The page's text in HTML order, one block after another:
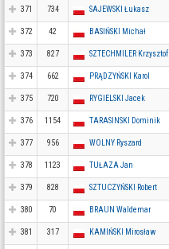
371 734 SAJEWSKI Łukasz
372 42 BASIŃSKI Michał
373 827 SZTECHMILER Krzysztof
374 662 PRĄDZYŃSKI Karol
375 720 RYGIELSKI Jacek
376 1154 TARASINSKI Dominik
377 956 WOLNY Ryszard
378 1123 TUŁAZA Jan
379 828 SZTUCZYŃSKI Robert
380 70 BRAUN Waldemar
381 317 KAMIŃSKI Mirosław